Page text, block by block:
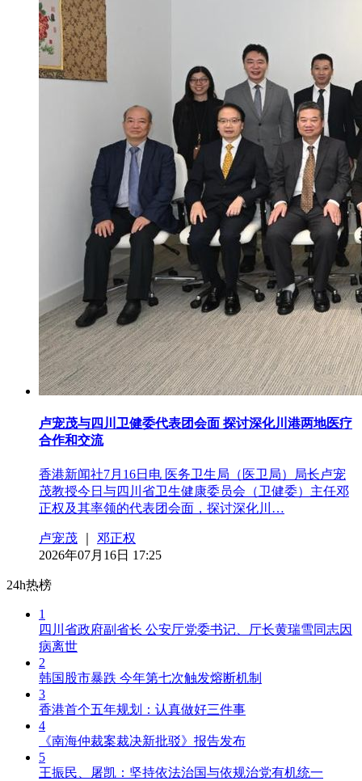
卢宠茂与四川卫健委代表团会面 探讨深化川港两地医疗
合作和交流
香港新闻社7月16日电 医务卫生局（医卫局）局长卢宠
茂教授今日与四川省卫生健康委员会（卫健委）主任邓
正权及其率领的代表团会面，探讨深化川…
卢宠茂
邓正权
2026年07月16日 17:25
24h热榜
1
四川省政府副省长 公安厅党委书记、厅长黄瑞雪同志因
病离世
2
韩国股市暴跌 今年第七次触发熔断机制
3
香港首个五年规划：认真做好三件事
4
《南海仲裁案裁决新批驳》报告发布
5
王振民、屠凯：坚持依法治国与依规治党有机统一